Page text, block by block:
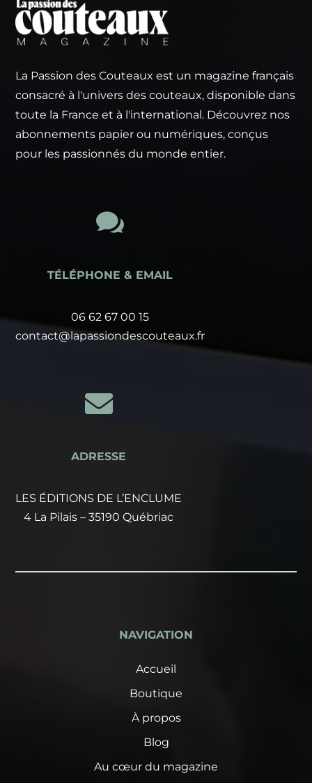
La Passion des Couteaux est un magazine français
consacré à l'univers des couteaux, disponible dans
toute la France et à l'international. Découvrez nos
abonnements papier ou numériques, conçus
pour les passionnés du monde entier.

TÉLÉPHONE & EMAIL
06 62 67 00 15
contact@lapassiondescouteaux.fr

ADRESSE
LES ÉDITIONS DE L’ENCLUME
4 La Pilais – 35190 Québriac
NAVIGATION
Accueil
Boutique
À propos
Blog
Au cœur du magazine